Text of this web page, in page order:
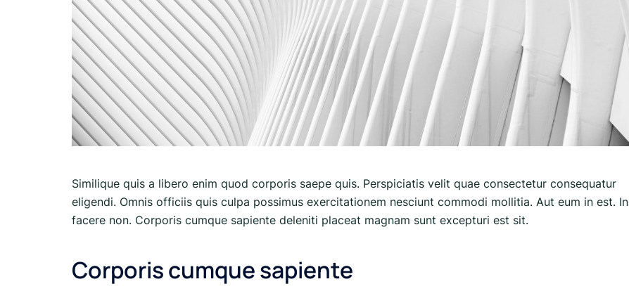
Similique quis a libero enim quod corporis saepe quis. Perspiciatis velit quae consectetur consequatur
eligendi. Omnis officiis quis culpa possimus exercitationem nesciunt commodi mollitia. Aut eum in est. In
facere non. Corporis cumque sapiente deleniti placeat magnam sunt excepturi est sit.
Corporis cumque sapiente